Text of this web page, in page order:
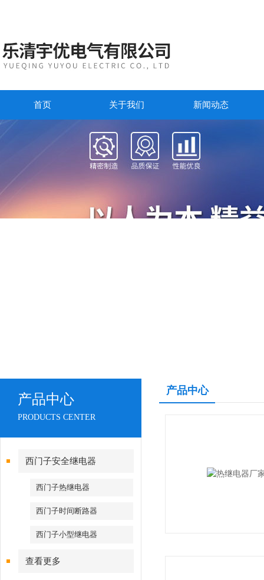
首页 关于我们 新闻动态
产品中心
PRODUCTS CENTER
西门子安全继电器
西门子热继电器
西门子时间断路器
西门子小型继电器
查看更多
产品中心